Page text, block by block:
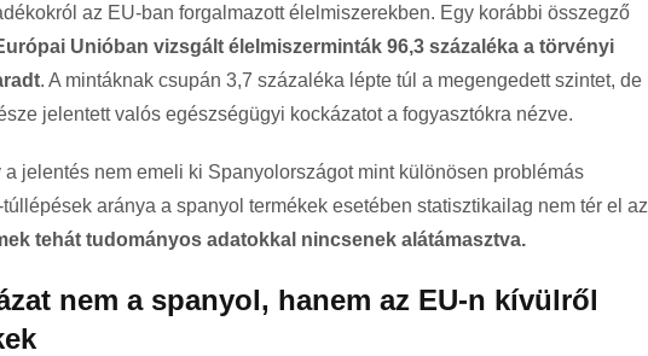
az EU-ban forgalmazott élelmiszerekben. Egy korábbi összegző
Unióban vizsgált élelmiszerminták 96,3 százaléka a törvényi
. A mintáknak csupán 3,7 százaléka lépte túl a megengedett szintet, de
jelentett valós egészségügyi kockázatot a fogyasztókra nézve.
a jelentés nem emeli ki Spanyolországot mint különösen problémás
aránya a spanyol termékek esetében statisztikailag nem tér el az
tehát tudományos adatokkal nincsenek alátámasztva.
nem a spanyol, hanem az EU-n kívülről